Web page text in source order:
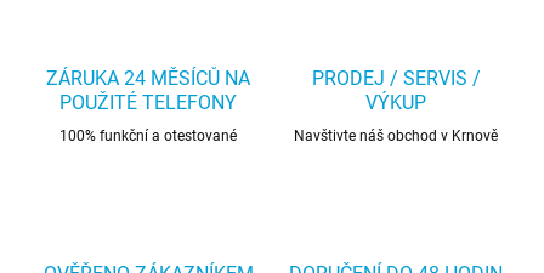
ZÁRUKA 24 MĚSÍCŮ NA
POUŽITÉ TELEFONY
100% funkční a otestované
PRODEJ / SERVIS /
VÝKUP
Navštivte náš obchod v Krnově